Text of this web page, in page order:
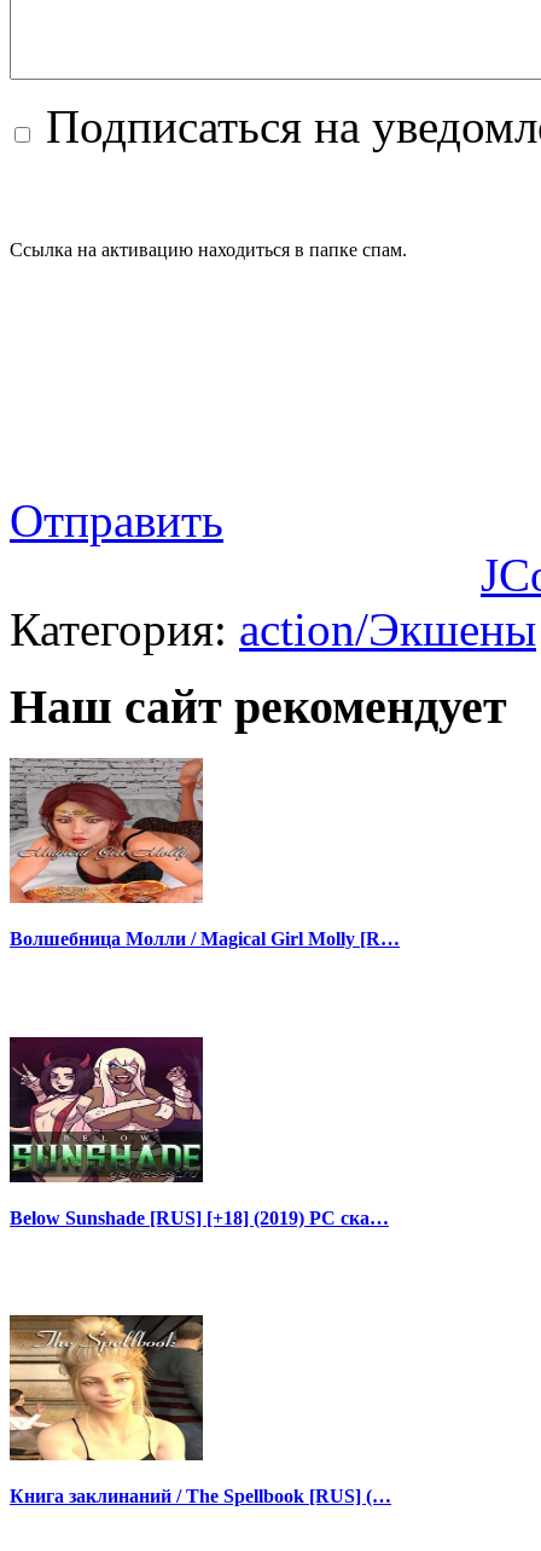
Подписаться на
Ссылка на активацию находиться в папке спам.
Отправить
Категория: action/Экшены
Наш сайт рекомендует
Волшебница Молли / Magical Girl Molly [R…
Below Sunshade [RUS] [+18] (2019) PC ска…
Книга заклинаний / The Spellbook [RUS] (…